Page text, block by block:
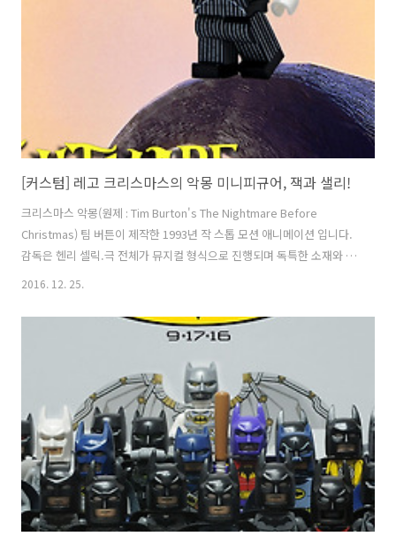
고 그린랜턴 배트맨 미니피규어 입니다.평행세계인 지구-32의 브루스 웨
인이 아빈수르의 선택을 받아 그린랜턴이 되었습니다.(자세한 스토리라
[커스텀] 레고 크리스마스의 악몽 미니피규어, 잭과 샐리!
크리스마스 악몽(원제 : Tim Burton's The Nightmare Before
Christmas) 팀 버튼이 제작한 1993년 작 스톱 모션 애니메이션 입니다.
감독은 헨리 셀릭.극 전체가 뮤지컬 형식으로 진행되며 독특한 소재와 상
상력, 생기넘치는 캐릭터들로 호평을 받은 작품. 오늘 소개해 드릴 미니
입니다.잭과 샐리가 그 주인공이죠! 영화는 보진 않았지만 캐릭터 자체가
워낙 유명하죠^^ 잭 스켈링턴레고 잭 미니피규어 입니다. 할로윈 마을의
유명 인사.크리스마스 마을에 우연히 갔다가 할로윈 마을과 대조대는 크
리스마스 마을에서 크리스마스의 매력에 푹 빠져버린 주인공.호박의 왕,
공포의 제왕이라는 별명이 있습니다. "안녕? 난 잭이라고 해..
2016. 12. 25.